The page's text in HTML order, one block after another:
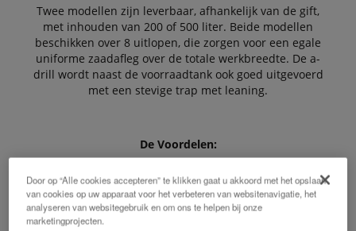
Twee modellen zijn leverbaar, afhankelijk van de gift,
met inhouden van 200 of 500 liter. Beide modellen
beschikken over 8 uitlopen, die zorgen voor een egale
uniforme zaadafleg over de totale werkbreedte. De a-
drill wordt naast de voorraadtank ook goed uitgevoerd
met een stevige trap met leaning.
De Voordelen:
Exact en snel werken
Door op “Alle cookies accepteren” te klikken gaat u akkoord met het opslaan
van cookies op uw apparaat voor het verbeteren van websitenavigatie, het
analyseren van websitegebruik en om ons te helpen bij onze
marketingprojecten.